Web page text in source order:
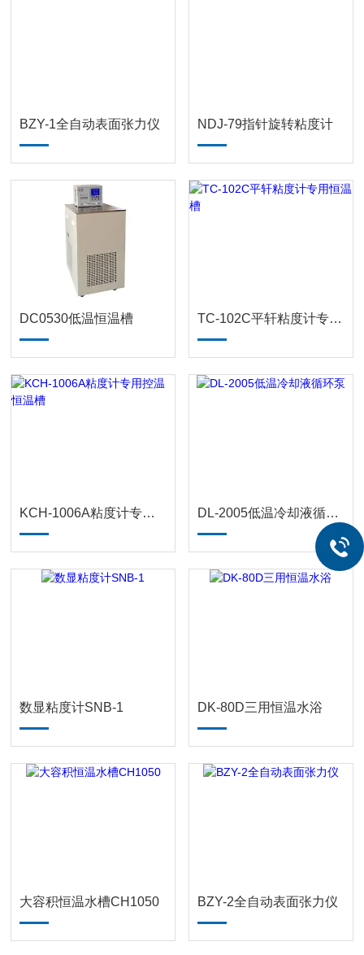
BZY-1全自动表面张力仪 NDJ-79指针旋转粘度计
DC0530低温恒温槽 TC-102C平轩粘度计专用恒温槽
KCH-1006A粘度计专用控温恒温槽 DL-2005低温冷却液循环泵
数显粘度计SNB-1 DK-80D三用恒温水浴
大容积恒温水槽CH1050 BZY-2全自动表面张力仪